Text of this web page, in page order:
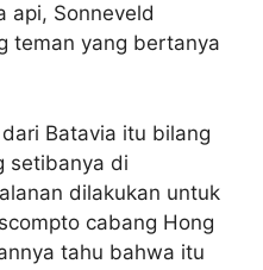
api, Sonneveld
teman yang bertanya
Batavia itu bilang
setibanya di
dilakukan untuk
cabang Hong
tahu bahwa itu